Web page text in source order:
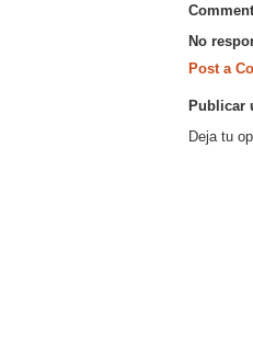
No
Post a
Publicar
Deja tu